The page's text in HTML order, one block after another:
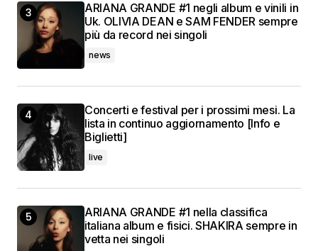
ARIANA GRANDE #1 negli album e vinili in
Uk. OLIVIA DEAN e SAM FENDER sempre
più da record nei singoli
news
Concerti e festival per i prossimi mesi. La
lista in continuo aggiornamento [Info e
Biglietti]
live
ARIANA GRANDE #1 nella classifica
italiana album e fisici. SHAKIRA sempre in
vetta nei singoli